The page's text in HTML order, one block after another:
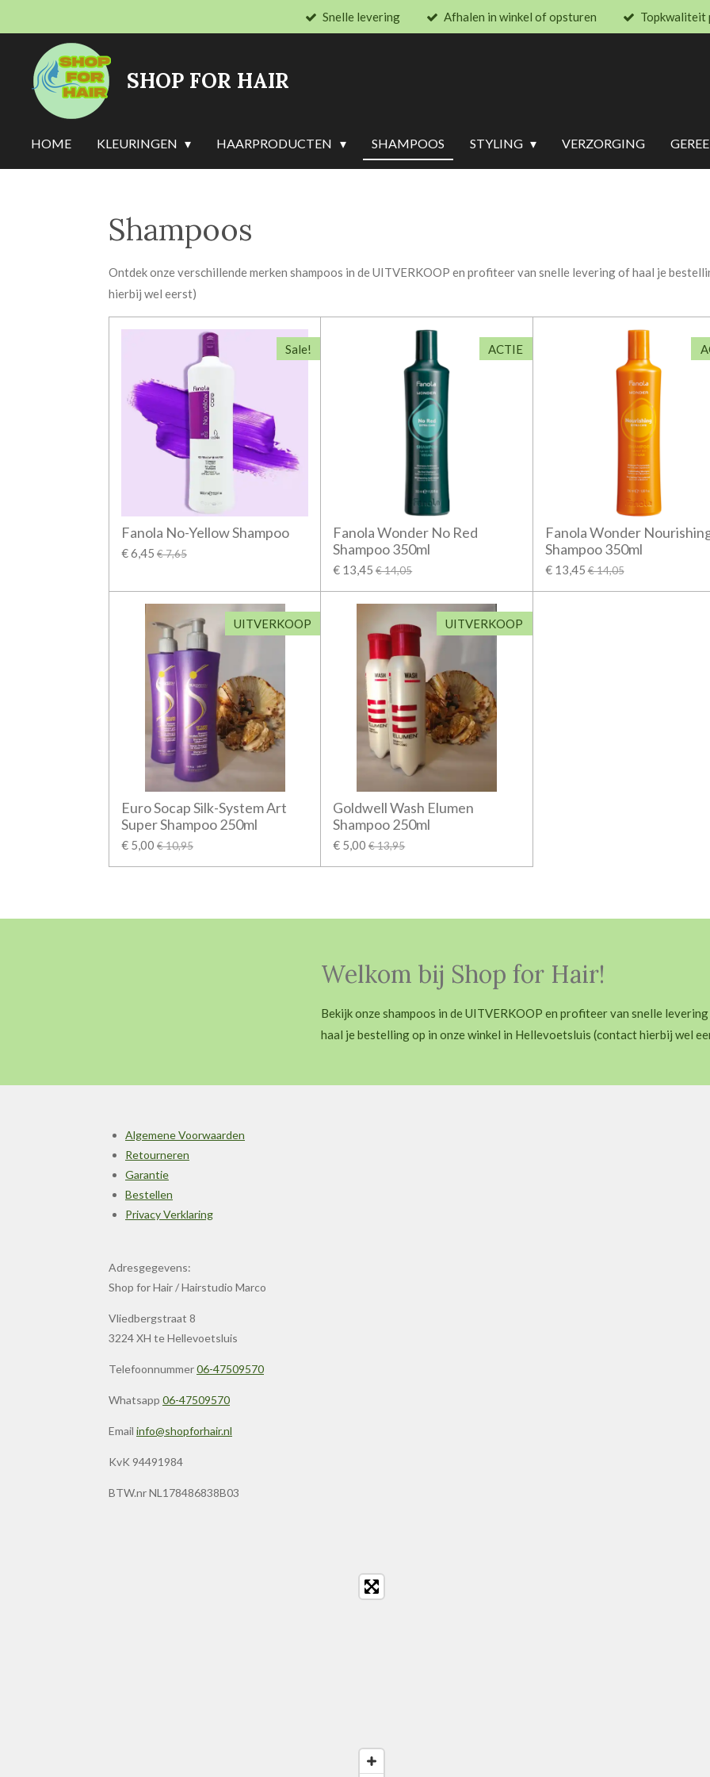
hoofdinhoud
Snelle levering Afhalen in winkel of opsturen Topkwaliteit
SHOP FOR HAIR
HOME KLEURINGEN HAARPRODUCTEN SHAMPOOS STYLING VERZORGING
Shampoos
Ontdek onze verschillende merken shampoos in de UITVERKOOP en profiteer van snelle levering of haal je
hierbij wel eerst)
Sale!
Fanola No-Yellow Shampoo
€ 6,45 € 7,65
ACTIE
Fanola Wonder No Red
Shampoo 350ml
€ 13,45 € 14,05
Fanola Wonder
Shampoo 350ml
€ 13,45 € 14,05
UITVERKOOP
Euro Socap Silk-System Art
Super Shampoo 250ml
€ 5,00 € 10,95
UITVERKOOP
Goldwell Wash Elumen
Shampoo 250ml
€ 5,00 € 13,95
Welkom bij Shop for Hair!
Bekijk onze shampoos in de UITVERKOOP en profiteer van snelle
haal je bestelling op in onze winkel in Hellevoetsluis (contact hierbij wel
Algemene Voorwaarden
Retourneren
Garantie
Bestellen
Privacy Verklaring
Adresgegevens:
Shop for Hair / Hairstudio Marco
Vliedbergstraat 8
3224 XH te Hellevoetsluis
Telefoonnummer06-47509570
Whatsapp 06-47509570
Email info@shopforhair.nl
KvK 94491984
BTW.nr NL178486838B03